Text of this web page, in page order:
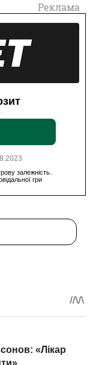
Реклама
залежність.
гри